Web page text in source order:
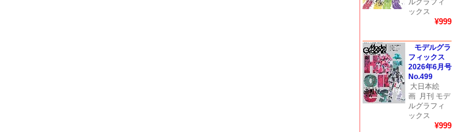
ルグラフィ
ックス
¥999
モデルグラ
フィックス
2026年6月号
No.499
大日本絵
画 月刊 モデ
ルグラフィ
ックス
¥999